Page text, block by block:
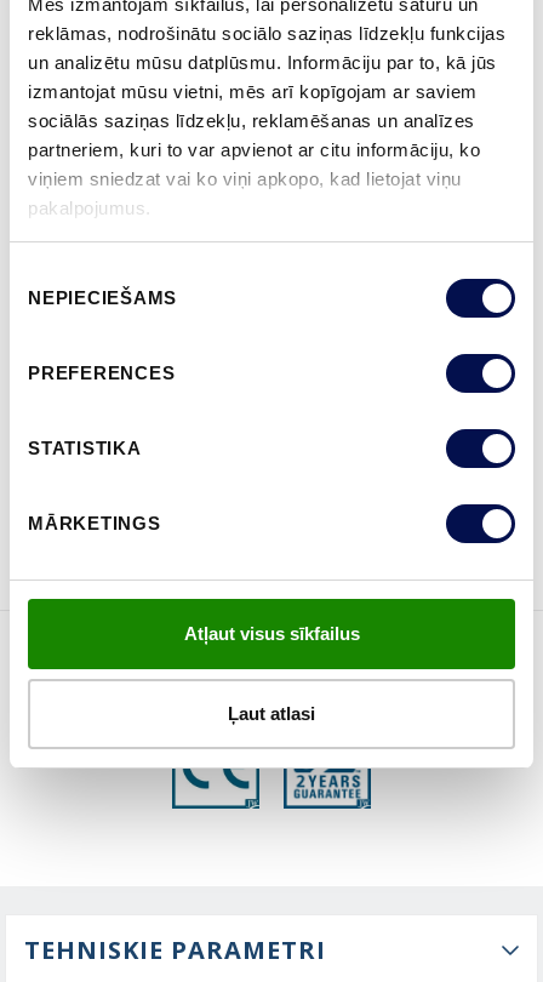
reklāmas, nodrošinātu sociālo saziņas līdzekļu funkcijas
un analizētu mūsu datplūsmu. Informāciju par to, kā jūs
izmantojat mūsu vietni, mēs arī kopīgojam ar saviem
sociālās saziņas līdzekļu, reklamēšanas un analīzes
partneriem, kuri to var apvienot ar citu informāciju, ko
viņiem sniedzat vai ko viņi apkopo, kad lietojat viņu
pakalpojumus.
izvēle
NEPIECIEŠAMS
PREFERENCES
STATISTIKA
MĀRKETINGS
Atļaut visus sīkfailus
Ļaut atlasi
APDARE (11)
NCS S0502-YNCS S0500-NNCS S3502-YNCS S7000-NNCS S9000-N
VAIRĀK
PASŪTĪT BROŠŪRU Sazinies ar mums
ĪPAŠĪBAS
TEHNISKIE PARAMETRI